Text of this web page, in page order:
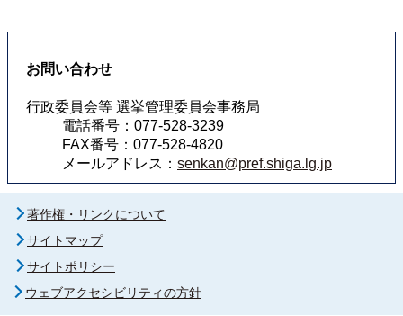
お問い合わせ
行政委員会等 選挙管理委員会事務局
電話番号：077-528-3239
FAX番号：077-528-4820
メールアドレス： senkan@pref.shiga.lg.jp
著作権・リンクについて
サイトマップ
サイトポリシー
ウェブアクセシビリティの方針